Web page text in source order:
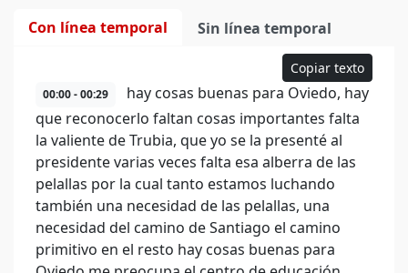
Con línea temporal Sin línea temporal
Copiar texto
00:00 - 00:29
hay cosas buenas para Oviedo, hay
que reconocerlo faltan cosas importantes falta
la valiente de Trubia, que yo se la presenté al
presidente varias veces falta esa alberra de las
pelallas por la cual tanto estamos luchando
también una necesidad de las pelallas, una
necesidad del camino de Santiago el camino
primitivo en el resto hay cosas buenas para